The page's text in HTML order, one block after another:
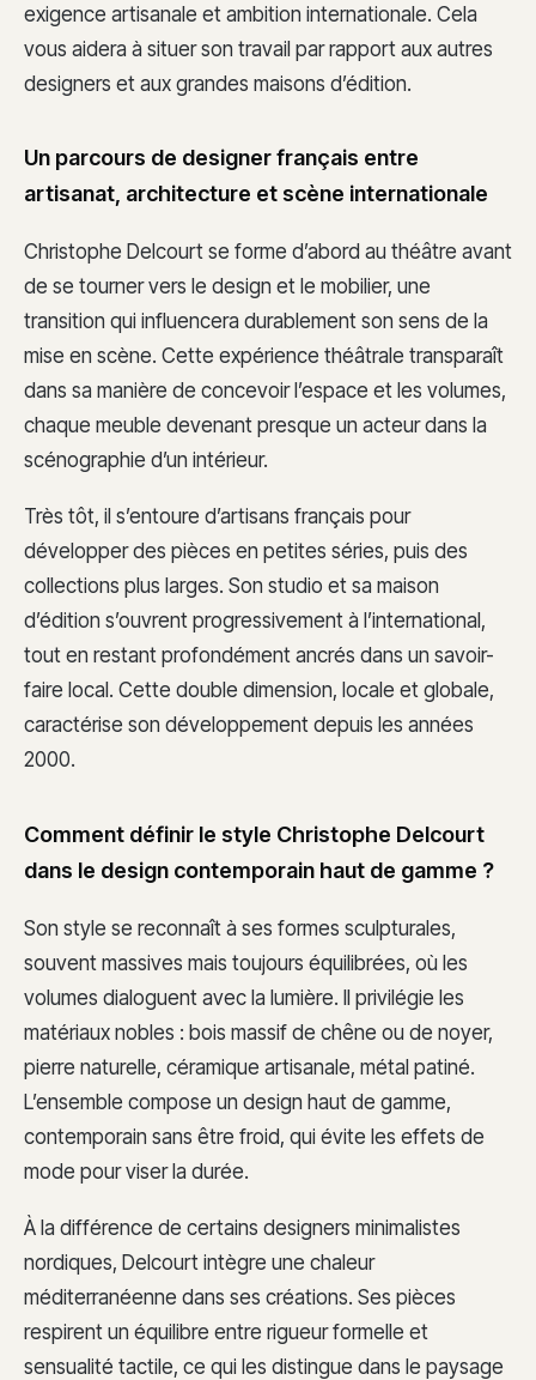
exigence artisanale et ambition internationale. Cela
vous aidera à situer son travail par rapport aux autres
designers et aux grandes maisons d’édition.
Un parcours de designer français entre
artisanat, architecture et scène internationale
Christophe Delcourt se forme d’abord au théâtre avant
de se tourner vers le design et le mobilier, une
transition qui influencera durablement son sens de la
mise en scène. Cette expérience théâtrale transparaît
dans sa manière de concevoir l’espace et les volumes,
chaque meuble devenant presque un acteur dans la
scénographie d’un intérieur.
Très tôt, il s’entoure d’artisans français pour
développer des pièces en petites séries, puis des
collections plus larges. Son studio et sa maison
d’édition s’ouvrent progressivement à l’international,
tout en restant profondément ancrés dans un savoir-
faire local. Cette double dimension, locale et globale,
caractérise son développement depuis les années
2000.
Comment définir le style Christophe Delcourt
dans le design contemporain haut de gamme ?
Son style se reconnaît à ses formes sculpturales,
souvent massives mais toujours équilibrées, où les
volumes dialoguent avec la lumière. Il privilégie les
matériaux nobles : bois massif de chêne ou de noyer,
pierre naturelle, céramique artisanale, métal patiné.
L’ensemble compose un design haut de gamme,
contemporain sans être froid, qui évite les effets de
mode pour viser la durée.
À la différence de certains designers minimalistes
nordiques, Delcourt intègre une chaleur
méditerranéenne dans ses créations. Ses pièces
respirent un équilibre entre rigueur formelle et
sensualité tactile, ce qui les distingue dans le paysage